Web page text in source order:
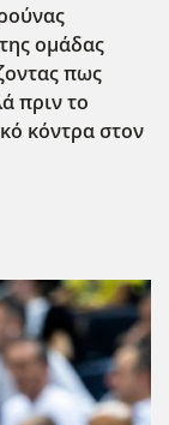
ομάδας
πως
πριν το
κόντρα στον